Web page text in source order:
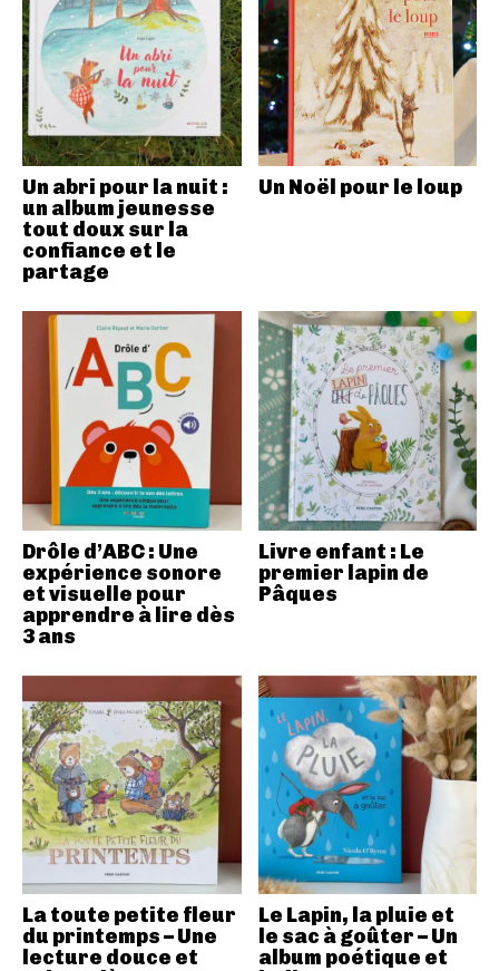
Un abri pour la nuit :
un album jeunesse
tout doux sur la
confiance et le
partage
Un Noël pour le loup
Drôle d’ABC : Une
expérience sonore
et visuelle pour
apprendre à lire dès
3 ans
Livre enfant : Le
premier lapin de
Pâques
La toute petite fleur
du printemps – Une
lecture douce et
Le Lapin, la pluie et
le sac à goûter – Un
album poétique et